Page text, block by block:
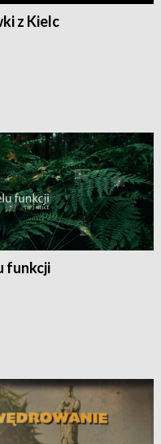
z Kielc
funkcji